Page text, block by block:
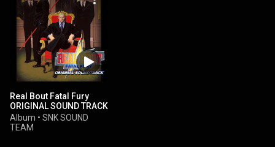
Real Bout Fatal Fury
ORIGINAL SOUND TRACK
Album • SNK SOUND
TEAM